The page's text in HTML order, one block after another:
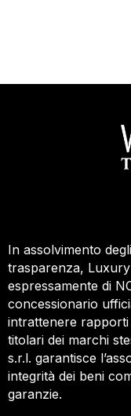
In assolvimento
trasparenza,
espressamente di
concessionario
intrattenere
titolari dei marchi
s.r.l. garantisce
integrità dei beni
garanzie.